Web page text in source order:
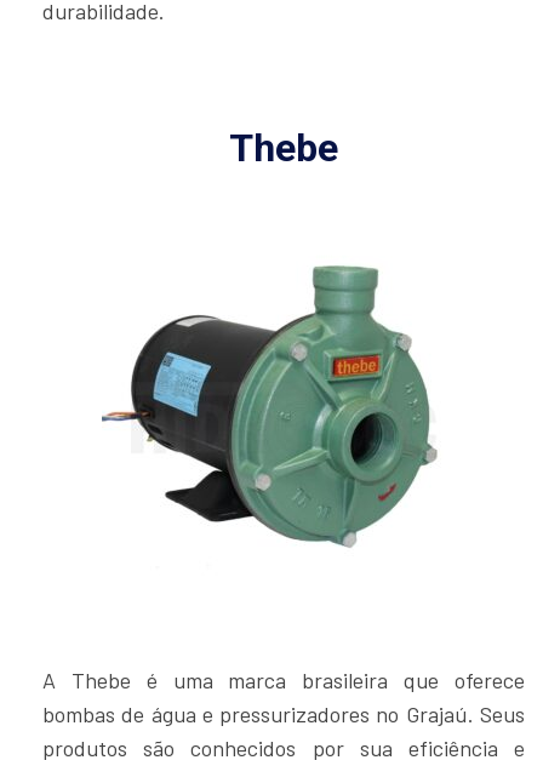
durabilidade.
Thebe
A Thebe é uma marca brasileira que oferece
bombas de água e pressurizadores no Grajaú. Seus
produtos são conhecidos por sua eficiência e